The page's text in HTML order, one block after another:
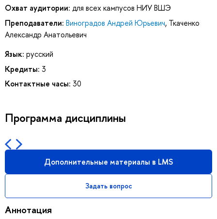
Охват аудитории: для всех кампусов НИУ ВШЭ
Преподаватели: Виноградов Андрей Юрьевич, Ткаченко
Александр Анатольевич
Язык: русский
Кредиты: 3
Контактные часы: 30
Программа дисциплины
Дополнительные материалы в LMS
Задать вопрос
Аннотация